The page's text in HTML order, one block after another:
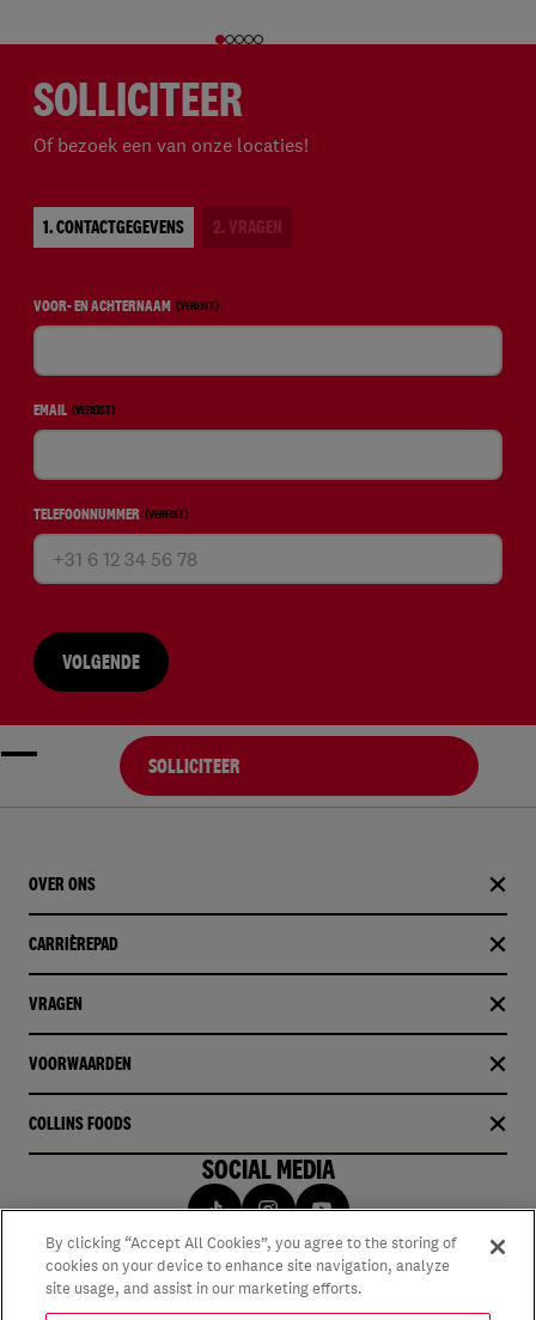
SOLLICITEER
Of bezoek een van onze locaties!
1. CONTACTGEGEVENS 2. VRAGEN
VOOR- EN ACHTERNAAM (VEREIST)
EMAIL (VEREIST)
TELEFOONNUMMER (VEREIST)
VOLGENDE
SOLLICITEER
OVER ONS
CARRIÈREPAD
VRAGEN
VOORWAARDEN
COLLINS FOODS
SOCIAL MEDIA
By clicking “Accept All Cookies”, you agree to the storing of
cookies on your device to enhance site navigation, analyze
site usage, and assist in our marketing efforts.